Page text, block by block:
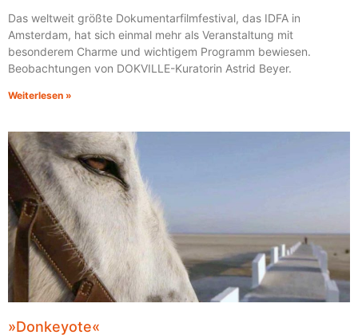
Das weltweit größte Dokumentarfilmfestival, das IDFA in
Amsterdam, hat sich einmal mehr als Veranstaltung mit
besonderem Charme und wichtigem Programm bewiesen.
Beobachtungen von DOKVILLE-Kuratorin Astrid Beyer.
Weiterlesen »
»Donkeyote«